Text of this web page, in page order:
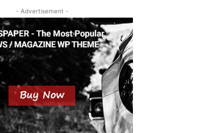
- Advertisement -